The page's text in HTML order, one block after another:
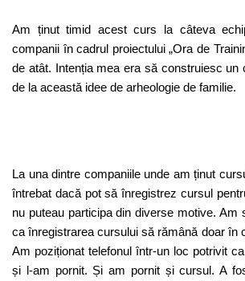
Am ținut timid acest curs la câteva
companii în cadrul proiectului „Ora de
de atât. Intenția mea era să construiesc un
de la această idee de arheologie de familie.
La una dintre companiile unde am ținut
întrebat dacă pot să înregistrez cursul
nu puteau participa din diverse motive. Am
ca înregistrarea cursului să rămână doar în
Am poziționat telefonul într-un loc potrivit
și l-am pornit. Și am pornit și cursul. A